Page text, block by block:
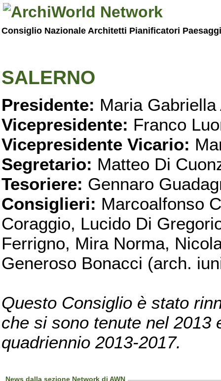
Consiglio Nazionale Architetti Pianificatori
SALERNO
Presidente: Maria Gabriella
Vicepresidente: Franco
Vicepresidente Vicario:
Segretario: Matteo Di
Tesoriere: Gennaro
Consiglieri: Marcoalfonso
Coraggio, Lucido Di
Ferrigno, Mira Norma,
Generoso Bonacci (arch.
Questo Consiglio è stato
che si sono tenute nel 2013
quadriennio 2013-2017.
News dalla sezione Network di AWN